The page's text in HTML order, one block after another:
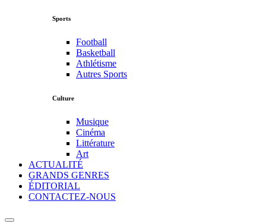
Sports
Football
Basketball
Athlétisme
Autres Sports
Culture
Musique
Cinéma
Littérature
Art
ACTUALITÉ
GRANDS GENRES
ÉDITORIAL
CONTACTEZ-NOUS